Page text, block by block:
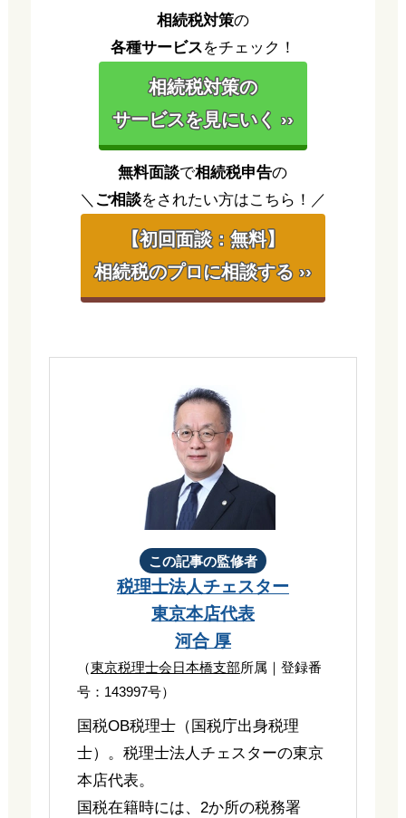
相続税対策の
各種サービスをチェック！
相続税対策の
サービスを見にいく ››
無料面談で相続税申告の
＼ ご相談をされたい方はこちら！／
【初回面談：無料】
相続税のプロに相談する ››
この記事の監修者
税理士法人チェスター
東京本店代表
河合 厚
（東京税理士会日本橋支部所属｜登録番
号：143997号）
国税OB税理士（国税庁出身税理
士）。税理士法人チェスターの東京
本店代表。
国税在籍時には、2か所の税務署